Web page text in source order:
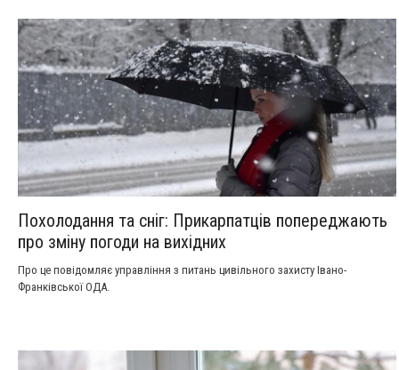
Похолодання та сніг: Прикарпатців попереджають
про зміну погоди на вихідних
Про це повідомляє управління з питань цивільного захисту Івано-
Франківської ОДА.